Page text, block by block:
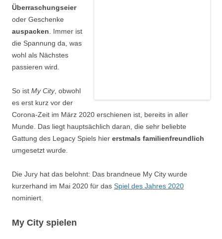
Überraschungseier
oder Geschenke
auspacken. Immer ist
die Spannung da, was
wohl als Nächstes
passieren wird.
So ist My City, obwohl
es erst kurz vor der
Corona-Zeit im März 2020 erschienen ist, bereits in aller
Munde. Das liegt hauptsächlich daran, die sehr beliebte
Gattung des Legacy Spiels hier erstmals familienfreundlich
umgesetzt wurde.
Die Jury hat das belohnt: Das brandneue My City wurde
kurzerhand im Mai 2020 für das Spiel des Jahres 2020
nominiert.
My City spielen